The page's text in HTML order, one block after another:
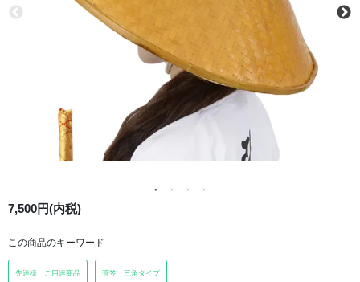
7,500円(内税)
この商品のキーワード
先達様 ご用達商品 菅笠 三角タイプ